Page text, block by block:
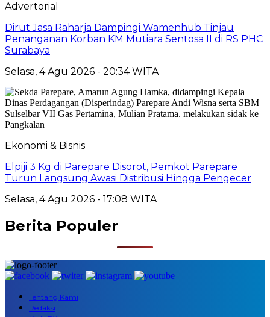
Advertorial
Dirut Jasa Raharja Dampingi Wamenhub Tinjau
Penanganan Korban KM Mutiara Sentosa II di RS PHC
Surabaya
Selasa, 4 Agu 2026 - 20:34 WITA
Ekonomi & Bisnis
Elpiji 3 Kg di Parepare Disorot, Pemkot Parepare
Turun Langsung Awasi Distribusi Hingga Pengecer
Selasa, 4 Agu 2026 - 17:08 WITA
Berita Populer
Tentang Kami
Redaksi